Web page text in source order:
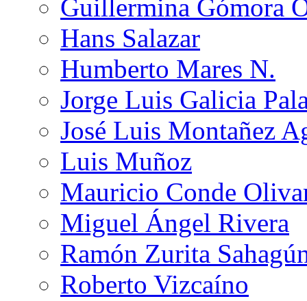
Guillermina Gómora
Hans Salazar
Humberto Mares N.
Jorge Luis Galicia
José Luis Montañez
Luis Muñoz
Mauricio Conde
Miguel Ángel Rivera
Ramón Zurita
Roberto Vizcaíno